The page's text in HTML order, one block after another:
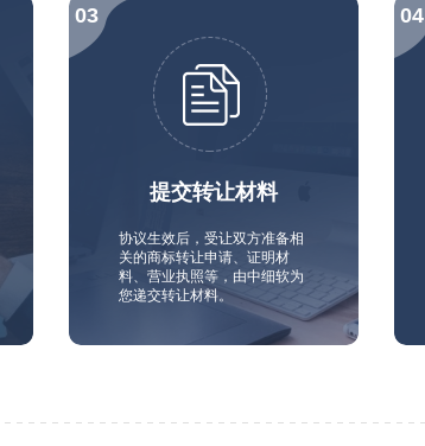
提交转让材料
协议生效后，受让双方准备相
关的商标转让申请、证明材
料、营业执照等，由中细软为
您递交转让材料。